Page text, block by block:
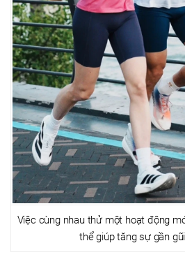
Việc cùng nhau thử một hoạt động
thể giúp tăng sự gần